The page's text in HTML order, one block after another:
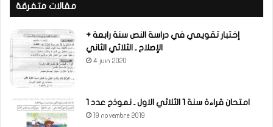
مقالات متفرقة
إختبار تقويمي في دراسة النص سنة رابعة +
الإصلاح ـ الثلاثي الثاني
4 juin 2020
امتحان قراءة سنة 1 الثلاثي الاول ـ نموذج عدد 1
19 novembre 2019